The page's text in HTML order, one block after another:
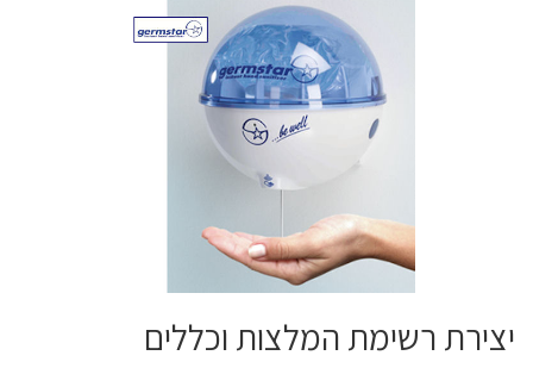
יצירת רשימת המלצות וכללים